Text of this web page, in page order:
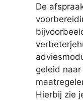
De
geleid
Hierbij zie